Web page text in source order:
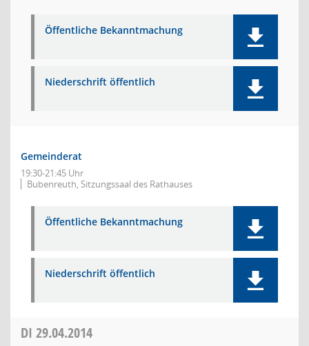
Öffentliche Bekanntmachung
Niederschrift öffentlich
Gemeinderat
19:30-21:45 Uhr
Bubenreuth, Sitzungssaal des Rathauses
Öffentliche Bekanntmachung
Niederschrift öffentlich
DI 29.04.2014